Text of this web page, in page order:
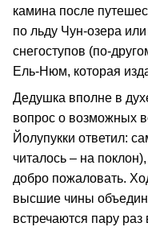
камина после
по льду Чун-озера
снегоступов (по-
Ель-Нюм, которая
Дедушка вполне в
вопрос о возможных
Йолупукки ответил:
читалось – на
добро пожаловать.
высшие чины
встречаются пару